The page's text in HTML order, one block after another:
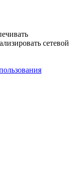
сетевой